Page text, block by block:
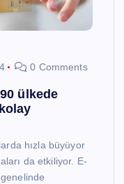
0 Comments
ülkede
hızla büyüyor
da etkiliyor. E-